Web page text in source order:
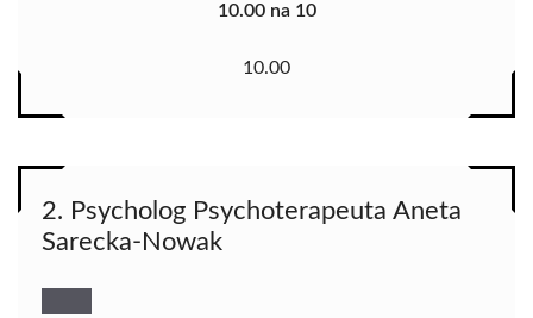
10.00 na 10
10.00
2. Psycholog Psychoterapeuta Aneta
Sarecka-Nowak